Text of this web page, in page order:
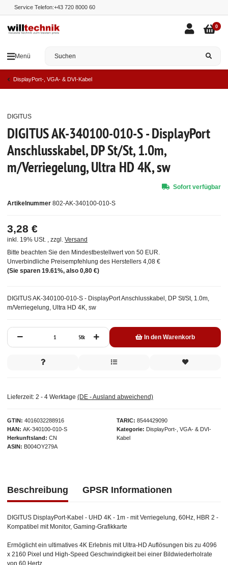
Service Telefon:+43 720 8000 60
Menü
0
DisplayPort-, VGA- & DVI-Kabel
DIGITUS AK-340100-010-S - DisplayPort
Anschlusskabel, DP St/St, 1.0m,
m/Verriegelung, Ultra HD 4K, sw
Artikelnummer 802-AK-340100-010-S
GTIN 4016032288916
HAN AK-340100-010-S
Herkunftsland
CN
ASIN
B004OY279A
TARIC
8544429090
Kategorie
DisplayPort-, VGA- & DVI-
Kabel
DIGITUS
DIGITUS AK-340100-010-S - DisplayPort Anschlusskabel, DP St/St, 1.0m,
m/Verriegelung, Ultra HD 4K, sw
3,28 €
inkl. 19% USt. , zzgl. Versand
Bitte beachten Sie den Mindestbestellwert von 50 EUR.
Unverbindliche Preisempfehlung des Herstellers 4,08 €
(Sie sparen 19.61%, also 0,80 €)
Stk In den Warenkorb
Sofort verfügbar
Lieferzeit: 2 - 4 Werktage (DE - Ausland abweichend)
Beschreibung GPSR Informationen
DIGITUS DisplayPort-Kabel - UHD 4K - 1m - mit Verriegelung, 60Hz, HBR 2 -
Kompatibel mit Monitor, Gaming-Grafikkarte
Ermöglicht ein ultimatives 4K Erlebnis mit Ultra-HD Auflösungen bis zu 4096
x 2160 Pixel und High-Speed Geschwindigkeit bei einer Bildwiederholrate
von 60 Hertz